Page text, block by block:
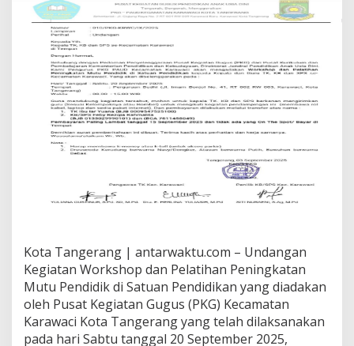
Ribu
Oleh
PAUD
Karawaci
Kota Tangerang | antarwaktu.com – Undangan
Kegiatan Workshop dan Pelatihan Peningkatan
Mutu Pendidik di Satuan Pendidikan yang diadakan
oleh Pusat Kegiatan Gugus (PKG) Kecamatan
Karawaci Kota Tangerang yang telah dilaksanakan
pada hari Sabtu tanggal 20 September 2025,